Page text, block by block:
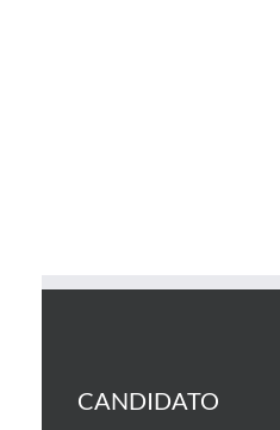
CANDIDATO